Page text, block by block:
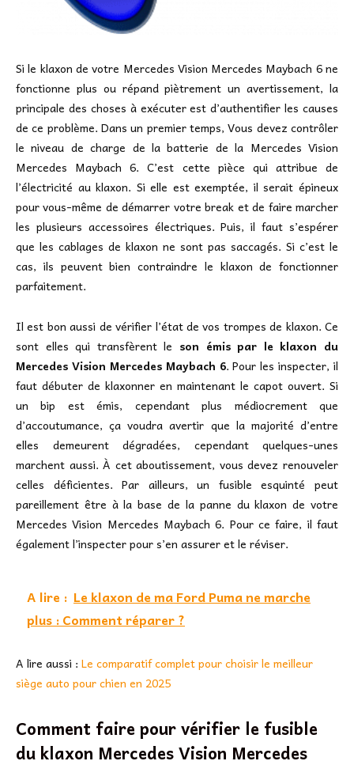
Si le klaxon de votre Mercedes Vision Mercedes Maybach 6 ne
fonctionne plus ou répand piètrement un avertissement, la
principale des choses à exécuter est d’authentifier les causes
de ce problème. Dans un premier temps, Vous devez contrôler
le niveau de charge de la batterie de la Mercedes Vision
Mercedes Maybach 6. C’est cette pièce qui attribue de
l’électricité au klaxon. Si elle est exemptée, il serait épineux
pour vous-même de démarrer votre break et de faire marcher
les plusieurs accessoires électriques. Puis, il faut s’espérer
que les cablages de klaxon ne sont pas saccagés. Si c’est le
cas, ils peuvent bien contraindre le klaxon de fonctionner
parfaitement.
Il est bon aussi de vérifier l’état de vos trompes de klaxon. Ce
sont elles qui transfèrent le son émis par le klaxon du
Mercedes Vision Mercedes Maybach 6. Pour les inspecter, il
faut débuter de klaxonner en maintenant le capot ouvert. Si
un bip est émis, cependant plus médiocrement que
d’accoutumance, ça voudra avertir que la majorité d’entre
elles demeurent dégradées, cependant quelques-unes
marchent aussi. À cet aboutissement, vous devez renouveler
celles déficientes. Par ailleurs, un fusible esquinté peut
pareillement être à la base de la panne du klaxon de votre
Mercedes Vision Mercedes Maybach 6. Pour ce faire, il faut
également l’inspecter pour s’en assurer et le réviser.
A lire : Le klaxon de ma Ford Puma ne marche
plus : Comment réparer ?
A lire aussi : Le comparatif complet pour choisir le meilleur
siège auto pour chien en 2025
Comment faire pour vérifier le fusible
du klaxon Mercedes Vision Mercedes